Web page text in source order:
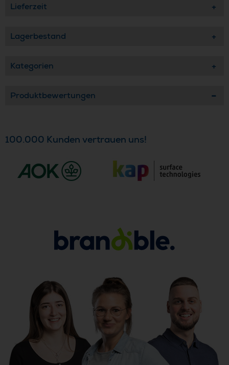
Lieferzeit
Lagerbestand
Kategorien
Produktbewertungen
100.000 Kunden vertrauen uns!